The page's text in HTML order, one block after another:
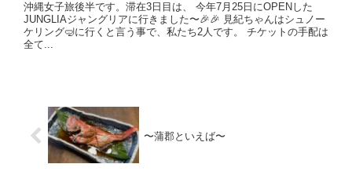
沖縄女子旅後半です。滞在3日目は、 今年7月25日にOPENした
JUNGLIAジャングリアに行きました〜🎉🎉 見紀ちゃんはシュノー
ケリング🤿に行くと言う事で、私たち2人です。 チケットの手配は
全て...
〜蒲郡といえば〜